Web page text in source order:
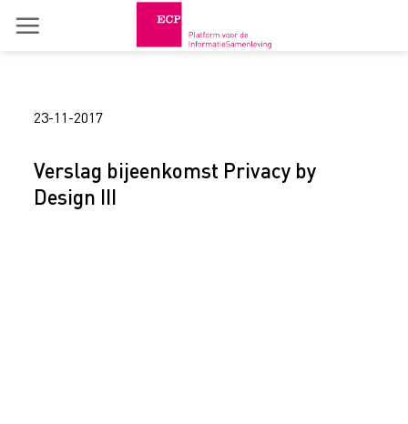
23-11-2017
Verslag bijeenkomst Privacy by
Design III